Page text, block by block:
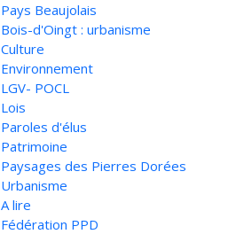
Pays Beaujolais
Bois-d'Oingt : urbanisme
Culture
Environnement
LGV- POCL
Lois
Paroles d'élus
Patrimoine
Paysages des Pierres Dorées
Urbanisme
A lire
Fédération PPD